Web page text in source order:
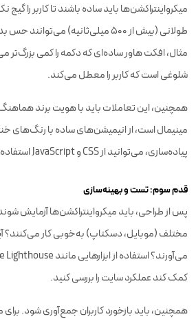
میکرواینتراکشن‌ها باید ساده باشند تا کاربر را
طولانی (بیش از ۵۰۰ میلی‌ثانیه)
مثال، افکت هاور ساده‌ای که دکمه را کمی بزرگ‌تر
شلوغی است که کاربر را معطل می‌کند.
همچنین، این تعاملات باید با هویت برند هماهنگ
مینیمال است، از انیمیشن‌های ساده با رنگ‌های
پیاده‌سازی، می‌توانید از CSS و JavaScript استفاده کنید.
قدم سوم: تست و بهینه‌سازی
پس از طراحی، باید میکرواینتراکشن‌ها آزمایش
مختلف (موبایل، دسکتاپ) به‌خوبی کار می‌کنند؟
کمک کند عملکرد سایت را بررسی کنید.
همچنین، باید بازخورد کاربران جمع‌آوری شود. برای